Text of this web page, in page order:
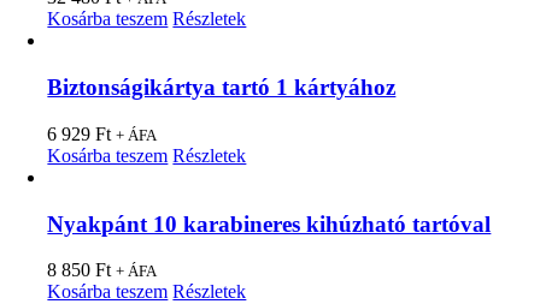
Kosárba teszem Részletek
Biztonságikártya tartó 1 kártyához
6 929Ft + ÁFA
Kosárba teszem Részletek
Nyakpánt 10 karabineres kihúzható tartóval
8 850Ft + ÁFA
Kosárba teszem Részletek